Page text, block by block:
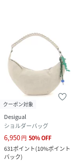
クーポン対象
Desigual
ショルダーバッグ
6,950円 50%OFF
631ポイント(10%ポイント
バック)